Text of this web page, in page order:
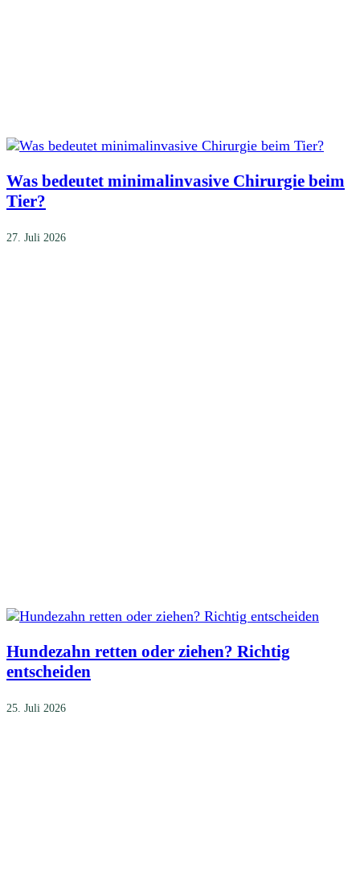
Was bedeutet minimalinvasive Chirurgie beim
Tier?
27. Juli 2026
Hundezahn retten oder ziehen? Richtig
entscheiden
25. Juli 2026